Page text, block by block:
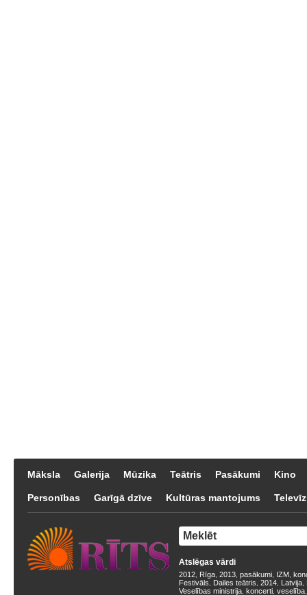
Māksla Galerija Mūzika Teātris Pasākumi Kino
Personības Garīgā dzīve Kultūras mantojums
Atslēgas vārdi
2012 Rīga 2013 pasākumi IZM
Festivāls
Dailes teātris 2014 Latvija
Veselības ministrija koncerti veselība